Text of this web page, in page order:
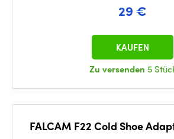
29 €
Zu versenden 5
KAUFEN
FALCAM F22 Cold Shoe